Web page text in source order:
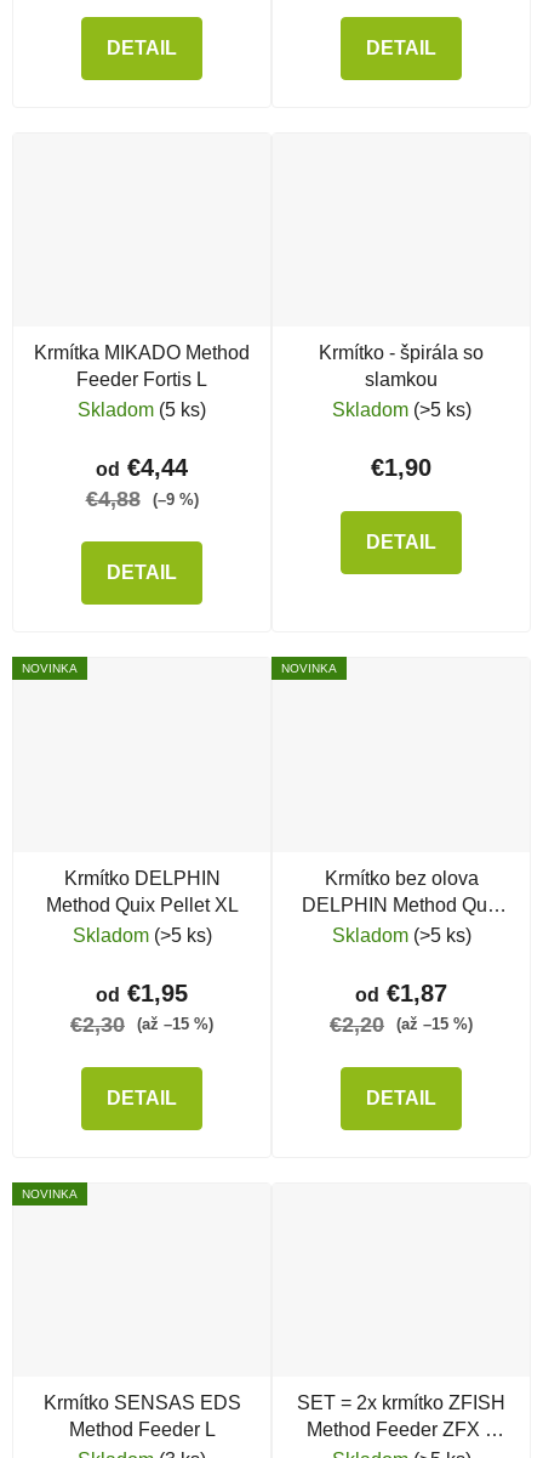
DETAIL DETAIL
Krmítka MIKADO Method
Feeder Fortis L
Skladom (5 ks)
od €4,44
€4,88 (–9 %)
DETAIL
Krmítko - špirála so
slamkou
Skladom (>5 ks)
€1,90
DETAIL
NOVINKA
Krmítko DELPHIN
Method Quix Pellet XL
Skladom (>5 ks)
od €1,95
€2,30 (až –15 %)
DETAIL
NOVINKA
Krmítko bez olova
DELPHIN Method Quix
Eco L
Skladom (>5 ks)
od €1,87
€2,20 (až –15 %)
DETAIL
NOVINKA
Krmítko SENSAS EDS
Method Feeder L
SET = 2x krmítko ZFISH
Method Feeder ZFX +